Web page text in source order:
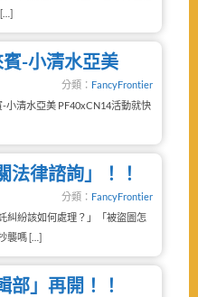
[…]
-小清水亞美
分類： FancyFrontier
小清水亞美 PF40xCN14活動就快
法律諮詢」！！
分類： FancyFrontier
糾紛該如何處理？」「被盜圖怎
襲嗎 […]
部」再開！！